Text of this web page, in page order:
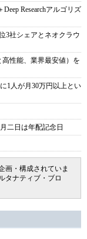
Researchアルゴリズ
3社シェアとネオクラウ
高性能、業界最安値）を
1人が月30万円以上とい
二日は年配記念日
画・構成されていま
タナティブ・ブロ